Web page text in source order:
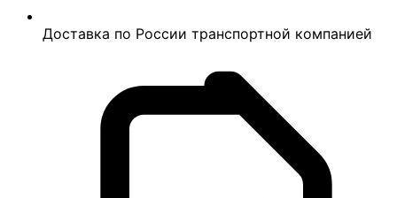
Доставка по России транспортной компанией